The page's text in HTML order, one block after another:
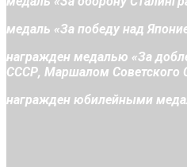
медаль «За победу над
награжден медалью «За
СССР, Маршалом Советского
награжден юбилейными